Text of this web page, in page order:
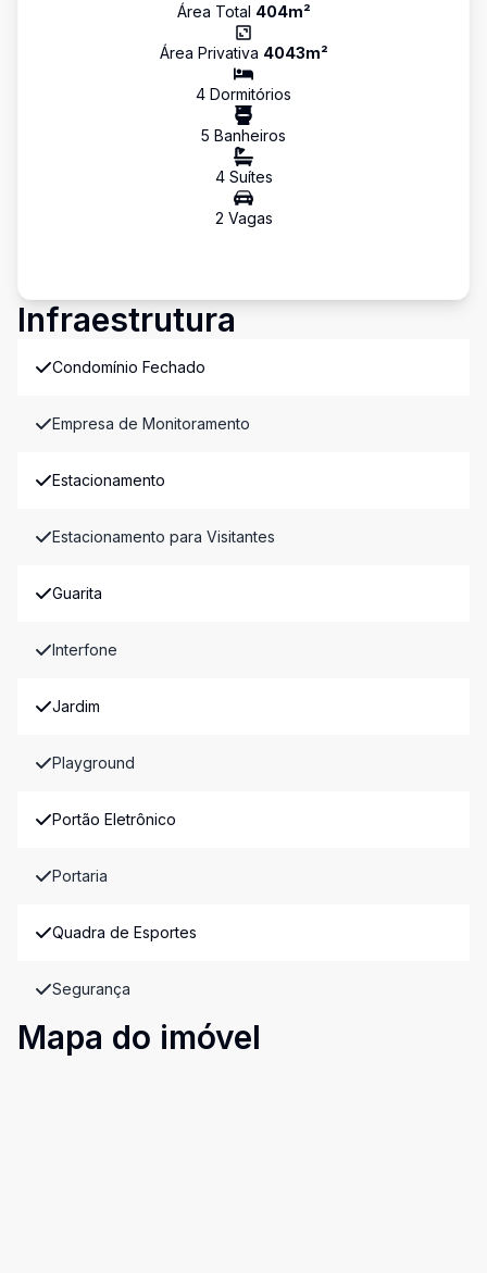
Área Total 404m²
Área Privativa 4043m²
4 Dormitórios
5 Banheiros
4Suítes
2 Vagas
Infraestrutura
Condomínio Fechado
Empresa de Monitoramento
Estacionamento
Estacionamento para Visitantes
Guarita
Interfone
Jardim
Playground
Portão Eletrônico
Portaria
Quadra de Esportes
Segurança
Mapa do imóvel